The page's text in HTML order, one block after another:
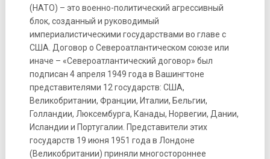
(НАТО) – это военно-политический агрессивный
блок, созданный и руководимый
империалистическими государствами во главе с
США. Договор о Североатлантическом союзе или
иначе – «Североатлантический договор» был
подписан 4 апреля 1949 года в Вашингтоне
представителями 12 государств: США,
Великобритании, Франции, Италии, Бельгии,
Голландии, Люксембурга, Канады, Норвегии, Дании,
Исландии и Португалии. Представители этих
государств 19 июня 1951 года в Лондоне
(Великобритании) приняли многостороннее